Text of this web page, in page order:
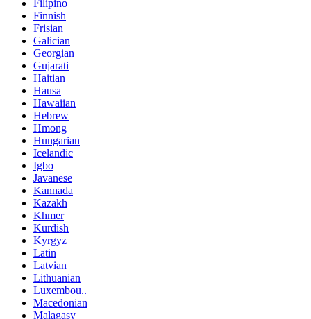
Filipino
Finnish
Frisian
Galician
Georgian
Gujarati
Haitian
Hausa
Hawaiian
Hebrew
Hmong
Hungarian
Icelandic
Igbo
Javanese
Kannada
Kazakh
Khmer
Kurdish
Kyrgyz
Latin
Latvian
Lithuanian
Luxembou..
Macedonian
Malagasy